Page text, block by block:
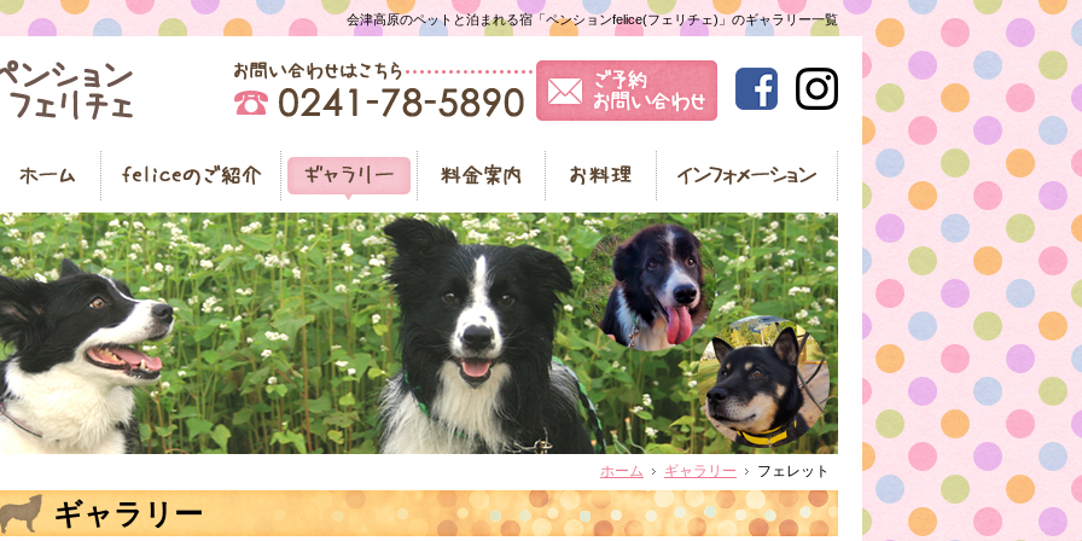
会津高原のペットと泊まれる宿「ペンションfelice(フェリチェ)」のギャラリー一覧
ホーム ギャラリー フェレット
ギャラリー